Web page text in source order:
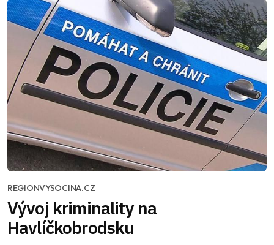
REGIONVYSOCINA.CZ
Vývoj kriminality na
Havlíčkobrodsku